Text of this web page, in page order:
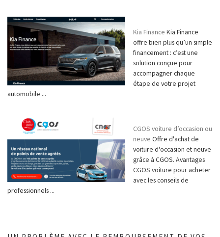
Kia Finance Kia Finance
offre bien plus qu’un simple
financement : c’est une
solution conçue pour
accompagner chaque
étape de votre projet
automobile ...
CGOS voiture d’occasion ou
neuve Offre d'achat de
voiture d'occasion et neuve
grâce à CGOS. Avantages
CGOS voiture pour acheter
avec les conseils de
professionnels ...